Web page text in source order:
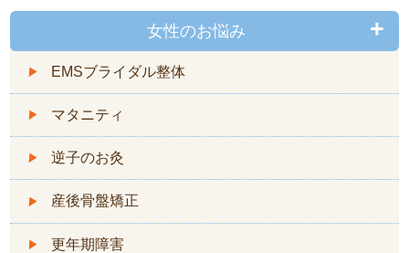
女性のお悩み
EMSブライダル整体
マタニティ
逆子のお灸
産後骨盤矯正
更年期障害